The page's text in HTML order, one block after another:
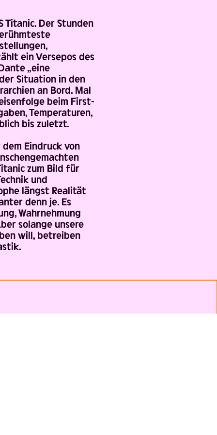
Titanic. Der Stunden
ein Versepos des
„eine
Situation in den
an Bord. Mal
beim First-
Temperaturen,
bis zuletzt.
Eindruck von
zum Bild für
und
längst Realität
denn je. Es
Wahrnehmung
solange unsere
will, betreiben